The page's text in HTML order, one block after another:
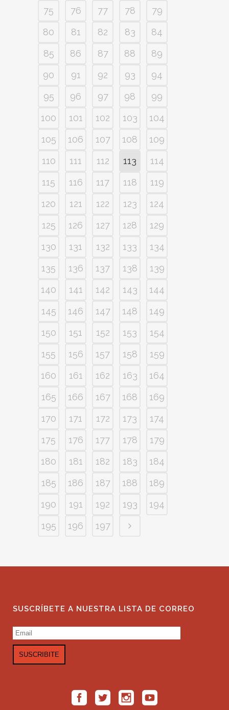
75
76 77 78
79
80
81 82 83
84
85
86 87 88
89
90
91 92 93
94
95
96 97 98
99
100
101 102 103
104
105
106 107 108
109
110
111 112 113
114
115
116 117 118
119
120
121 122 123
124
125
126 127 128
129
130
131 132 133
134
135
136 137 138
139
140
141 142 143
144
145
146 147 148
149
150
151 152 153
154
155
156 157 158
159
160
161 162 163
164
165
166 167 168
169
170
171 172 173
174
175
176 177 178
179
180
181 182 183
184
185
186 187 188
189
190
191 192 193
194
195
196 197
SUSCRÍBETE A NUESTRA LISTA DE CORREO